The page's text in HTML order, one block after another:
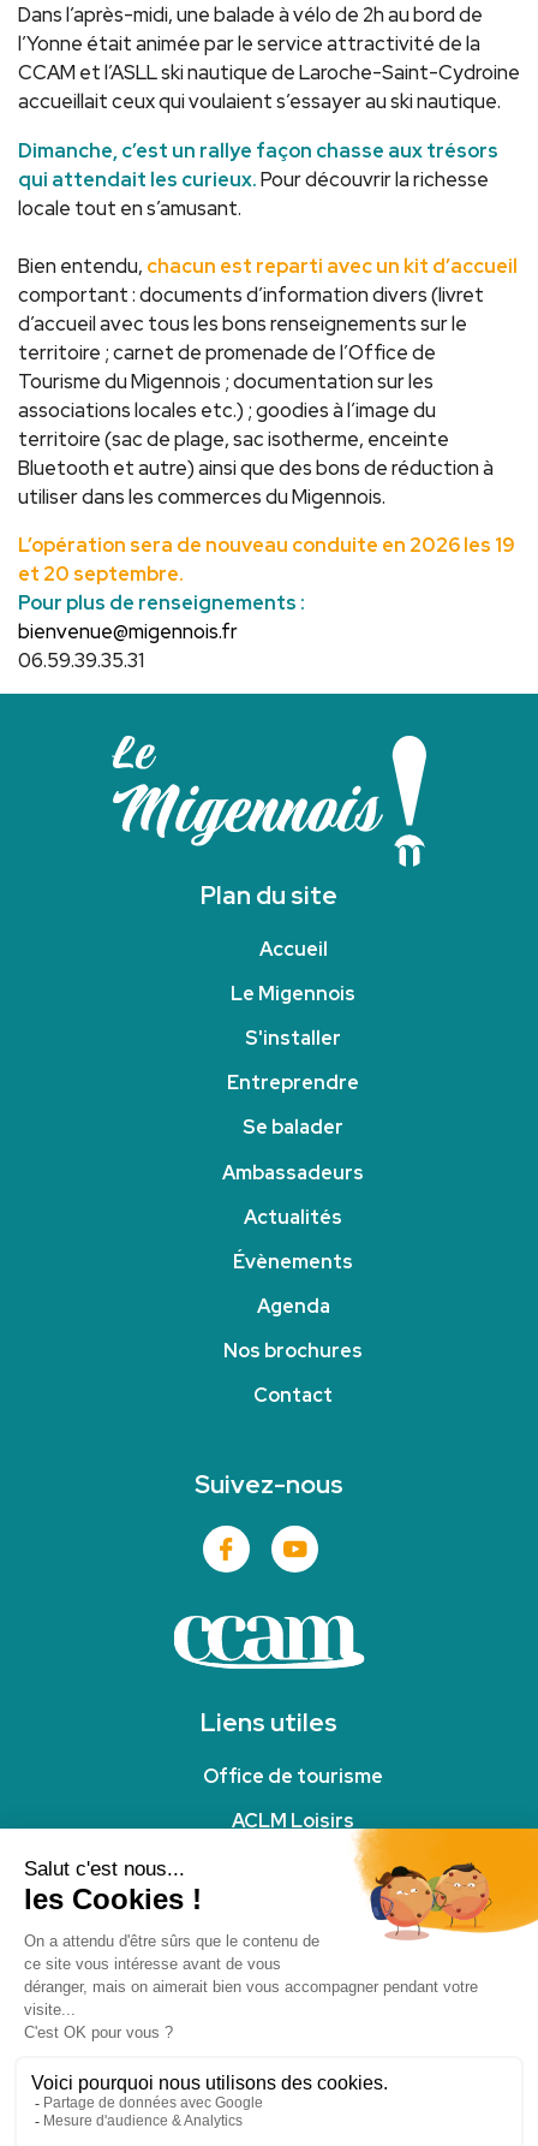
Dans l’après-midi, une balade à vélo de 2h au bord de
l’Yonne était animée par le service attractivité de la
CCAM et l’ASLL ski nautique de Laroche-Saint-Cydroine
accueillait ceux qui voulaient s’essayer au ski nautique.
Dimanche, c’est un rallye façon chasse aux trésors
qui attendait les curieux.Pour découvrir la richesse
locale tout en s’amusant.
Bien entendu, chacun est reparti avec un kit d’accueil
comportant : documents d’information divers (livret
d’accueil avec tous les bons renseignements sur le
territoire ; carnet de promenade de l’Office de
Tourisme du Migennois ; documentation sur les
associations locales etc.) ; goodies à l’image du
territoire (sac de plage, sac isotherme, enceinte
Bluetooth et autre) ainsi que des bons de réduction à
utiliser dans les commerces du Migennois.
L’opération sera de nouveau conduite en 2026 les 19
et 20 septembre.
Pour plus de renseignements :
bienvenue@migennois.fr
06.59.39.35.31
Plan du site
Accueil
Le Migennois
S'installer
Entreprendre
Se balader
Ambassadeurs
Actualités
Évènements
Agenda
Nos brochures
Contact
Suivez-nous
Liens utiles
Office de tourisme
ACLM Loisirs
Office intercommunal Sport Migennes
Annuaire des associations
Carnet d'adresse
© CCAM